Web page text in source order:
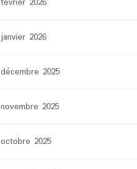
janvier 2026
décembre 2025
novembre 2025
octobre 2025